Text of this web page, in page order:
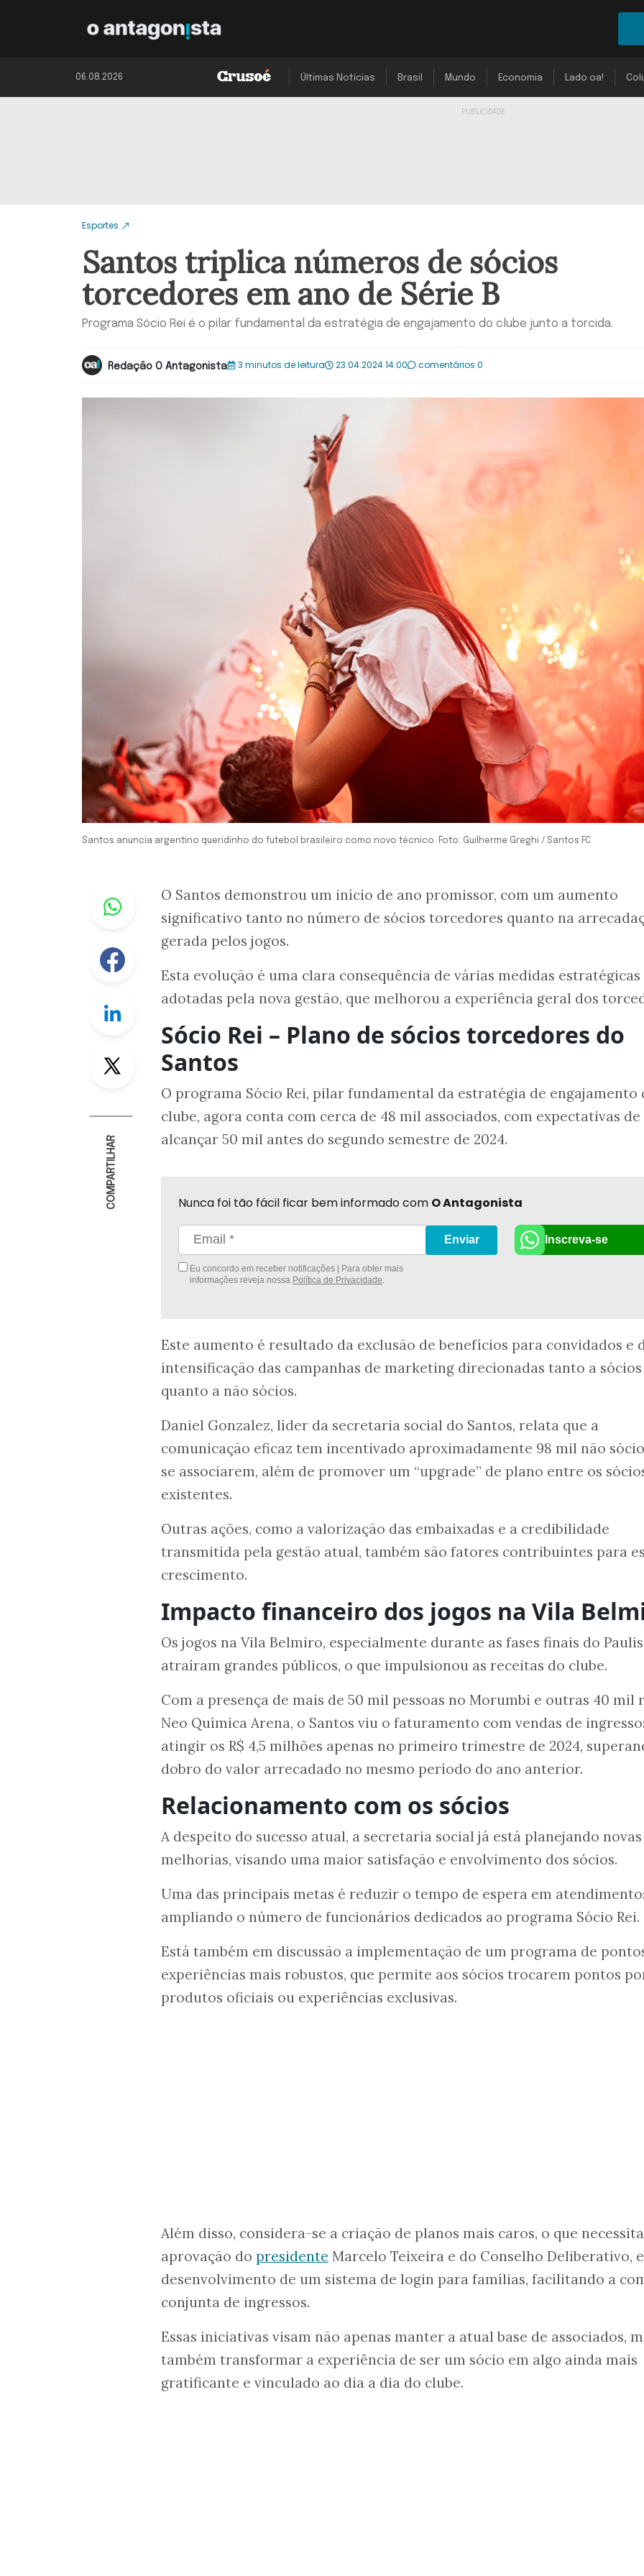
06.08.2026 Últimas Notícias Brasil Mundo Economia Lado oa!
Esportes
Santos triplica números de sócios
torcedores em ano de Série B
Programa Sócio Rei é o pilar fundamental da estratégia de engajamento do clube junto a torcida.
Redação O Antagonista 3 minutos de leitura 23.04.2024 14:00 comentários 0
Santos anuncia argentino queridinho do futebol brasileiro como novo técnico. Foto: Guilherme Greghi / Santos FC
Whastapp
Facebook
Linkedin
Twitter
COMPARTILHAR
O Santos demonstrou um início de ano promissor, com um aumento
significativo tanto no número de sócios torcedores quanto na
gerada pelos jogos.
Esta evolução é uma clara consequência de várias medidas estratégicas
adotadas pela nova gestão, que melhorou a experiência geral dos
Sócio Rei – Plano de sócios torcedores do
Santos
O programa Sócio Rei, pilar fundamental da estratégia de engajamento
clube, agora conta com cerca de 48 mil associados, com expectativas de
alcançar 50 mil antes do segundo semestre de 2024.
Nunca foi tão fácil ficar bem informado com O Antagonista
Eu concordo em receber notificações | Para obter mais
informações reveja nossa Política de Privacidade
Enviar Inscreva-se
Este aumento é resultado da exclusão de benefícios para convidados e
intensificação das campanhas de marketing direcionadas tanto a sócios
quanto a não sócios.
Daniel Gonzalez, líder da secretaria social do Santos, relata que a
comunicação eficaz tem incentivado aproximadamente 98 mil não
se associarem, além de promover um “upgrade” de plano entre os
existentes.
Outras ações, como a valorização das embaixadas e a credibilidade
transmitida pela gestão atual, também são fatores contribuintes para
crescimento.
Impacto financeiro dos jogos na Vila
Os jogos na Vila Belmiro, especialmente durante as fases finais do
atraíram grandes públicos, o que impulsionou as receitas do clube.
Com a presença de mais de 50 mil pessoas no Morumbi e outras 40 mil
Neo Química Arena, o Santos viu o faturamento com vendas de
atingir os R$ 4,5 milhões apenas no primeiro trimestre de 2024,
dobro do valor arrecadado no mesmo período do ano anterior.
Relacionamento com os sócios
A despeito do sucesso atual, a secretaria social já está planejando novas
melhorias, visando uma maior satisfação e envolvimento dos sócios.
Uma das principais metas é reduzir o tempo de espera em
ampliando o número de funcionários dedicados ao programa Sócio Rei.
Está também em discussão a implementação de um programa de
experiências mais robustos, que permite aos sócios trocarem pontos
produtos oficiais ou experiências exclusivas.
Além disso, considera-se a criação de planos mais caros, o que
aprovação do presidente Marcelo Teixeira e do Conselho Deliberativo,
desenvolvimento de um sistema de login para famílias, facilitando a
conjunta de ingressos.
Essas iniciativas visam não apenas manter a atual base de associados,
também transformar a experiência de ser um sócio em algo ainda mais
gratificante e vinculado ao dia a dia do clube.